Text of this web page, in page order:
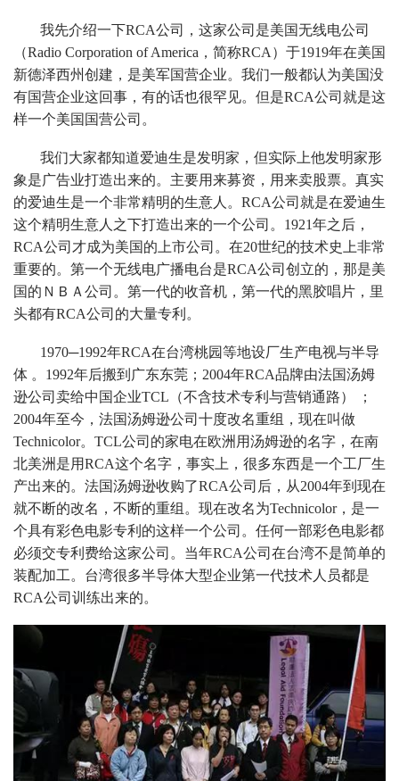
我先介绍一下RCA公司，这家公司是美国无线电公司
（Radio Corporation of America，简称RCA）于1919年在美国
新德泽西州创建，是美军国营企业。我们一般都认为美国没
有国营企业这回事，有的话也很罕见。但是RCA公司就是这
样一个美国国营公司。
我们大家都知道爱迪生是发明家，但实际上他发明家形
象是广告业打造出来的。主要用来募资，用来卖股票。真实
的爱迪生是一个非常精明的生意人。RCA公司就是在爱迪生
这个精明生意人之下打造出来的一个公司。1921年之后，
RCA公司才成为美国的上市公司。在20世纪的技术史上非常
重要的。第一个无线电广播电台是RCA公司创立的，那是美
国的ＮＢＡ公司。第一代的收音机，第一代的黑胶唱片，里
头都有RCA公司的大量专利。
1970─1992年RCA在台湾桃园等地设厂生产电视与半导
体 。1992年后搬到广东东莞；2004年RCA品牌由法国汤姆
逊公司卖给中国企业TCL（不含技术专利与营销通路） ；
2004年至今，法国汤姆逊公司十度改名重组，现在叫做
Technicolor。TCL公司的家电在欧洲用汤姆逊的名字，在南
北美洲是用RCA这个名字，事实上，很多东西是一个工厂生
产出来的。法国汤姆逊收购了RCA公司后，从2004年到现在
就不断的改名，不断的重组。现在改名为Technicolor，是一
个具有彩色电影专利的这样一个公司。任何一部彩色电影都
必须交专利费给这家公司。当年RCA公司在台湾不是简单的
装配加工。台湾很多半导体大型企业第一代技术人员都是
RCA公司训练出来的。